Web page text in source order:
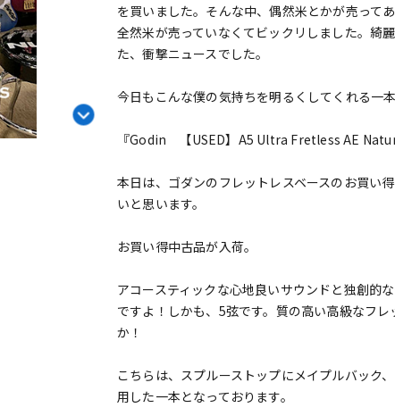
を買いました。そんな中、偶然米とかが売って
全然米が売っていなくてビックリしました。綺
た、衝撃ニュースでした。
今日もこんな僕の気持ちを明るくしてくれる一本
『Godin 【USED】A5 Ultra Fretless AE
本日は、ゴダンのフレットレスベースのお買い
いと思います。
お買い得中古品が入荷。
アコースティックな心地良いサウンドと独創的
ですよ！しかも、5弦です。質の高い高級なフ
か！
こちらは、スプルーストップにメイプルバック
用した一本となっております。